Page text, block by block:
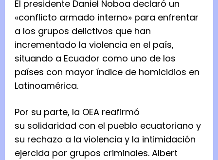
El presidente Daniel Noboa declaró un
«conflicto armado interno» para enfrentar
a los grupos delictivos que han
incrementado la violencia en el país,
situando a Ecuador como uno de los
países con mayor índice de homicidios en
Latinoamérica.
Por su parte, la OEA reafirmó
su solidaridad con el pueblo ecuatoriano y
su rechazo a la violencia y la intimidación
ejercida por grupos criminales. Albert